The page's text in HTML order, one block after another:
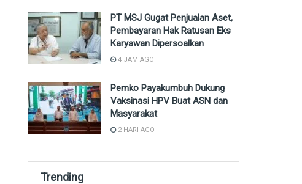
PT MSJ Gugat Penjualan Aset,
Pembayaran Hak Ratusan Eks
Karyawan Dipersoalkan
4 JAM AGO
Pemko Payakumbuh Dukung
Vaksinasi HPV Buat ASN dan
Masyarakat
2 HARI AGO
Trending